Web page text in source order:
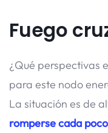
Fuego
¿Qué perspectivas
para este nodo
La situación es de
romperse cada